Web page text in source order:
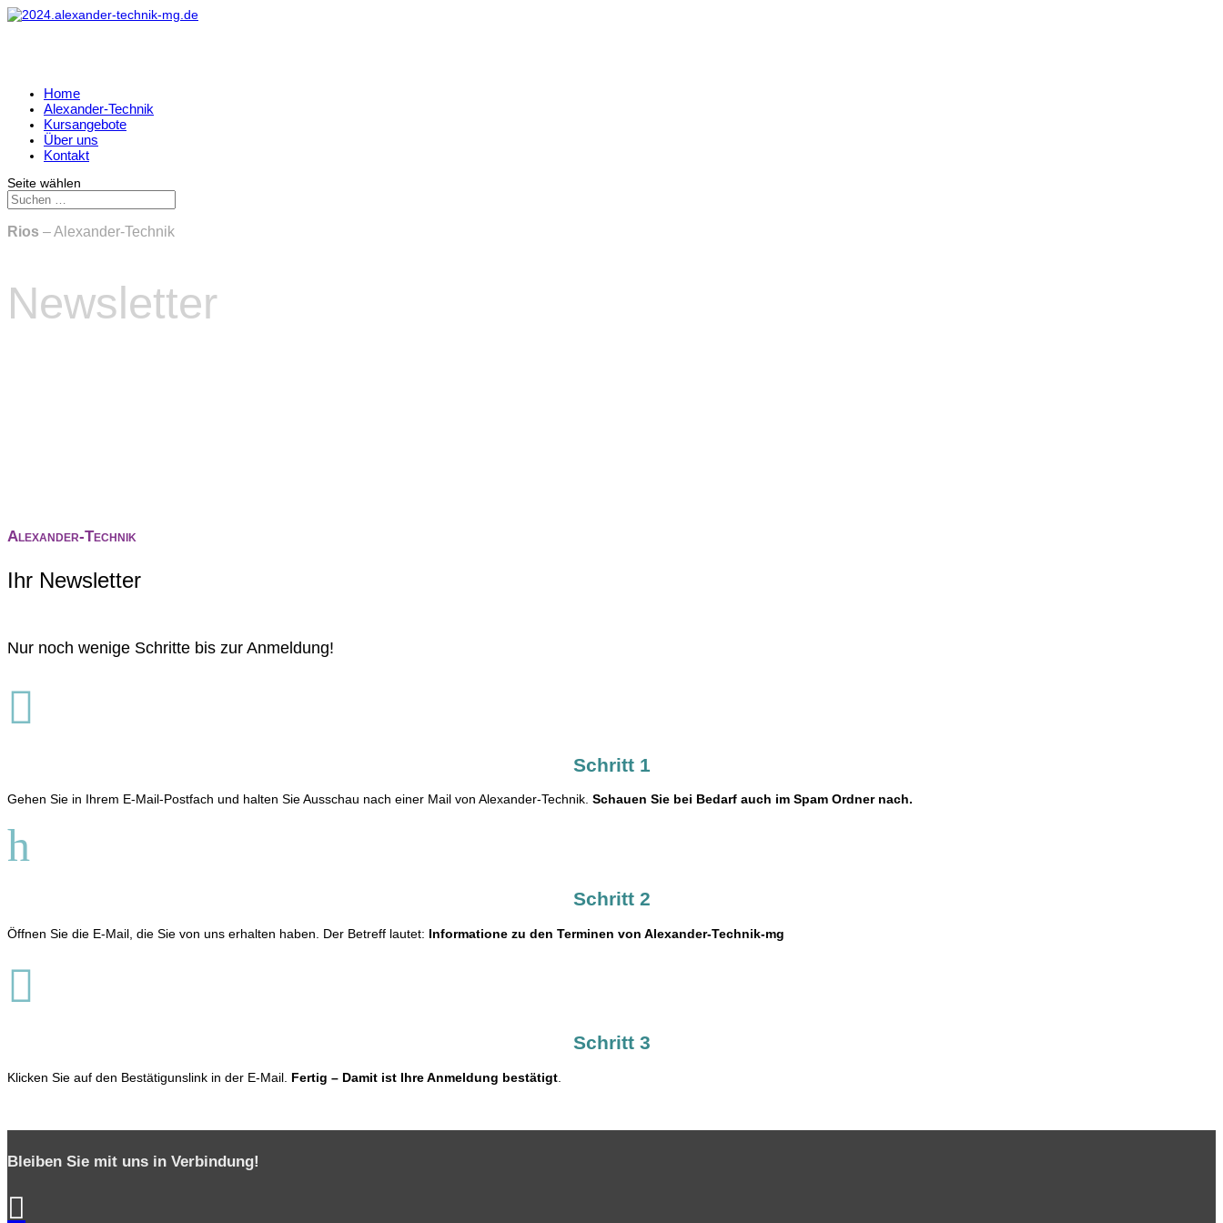
Home
Alexander-Technik
Kursangebote
Über uns
Kontakt
Seite wählen
Rios – Alexander-Technik
Newsletter
Alexander-Technik
Ihr Newsletter
Nur noch wenige Schritte bis zur Anmeldung!

Schritt 1
Gehen Sie in Ihrem E-Mail-Postfach und halten Sie Ausschau nach einer Mail von Alexander-Technik. Schauen Sie bei Bedarf auch im Spam Ordner nach.
h
Schritt 2
Öffnen Sie die E-Mail, die Sie von uns erhalten haben. Der Betreff lautet: Informatione zu den Terminen von Alexander-Technik-mg

Schritt 3
Klicken Sie auf den Bestätigunslink in der E-Mail. Fertig – Damit ist Ihre Anmeldung bestätigt
Bleiben Sie mit uns in Verbindung!
